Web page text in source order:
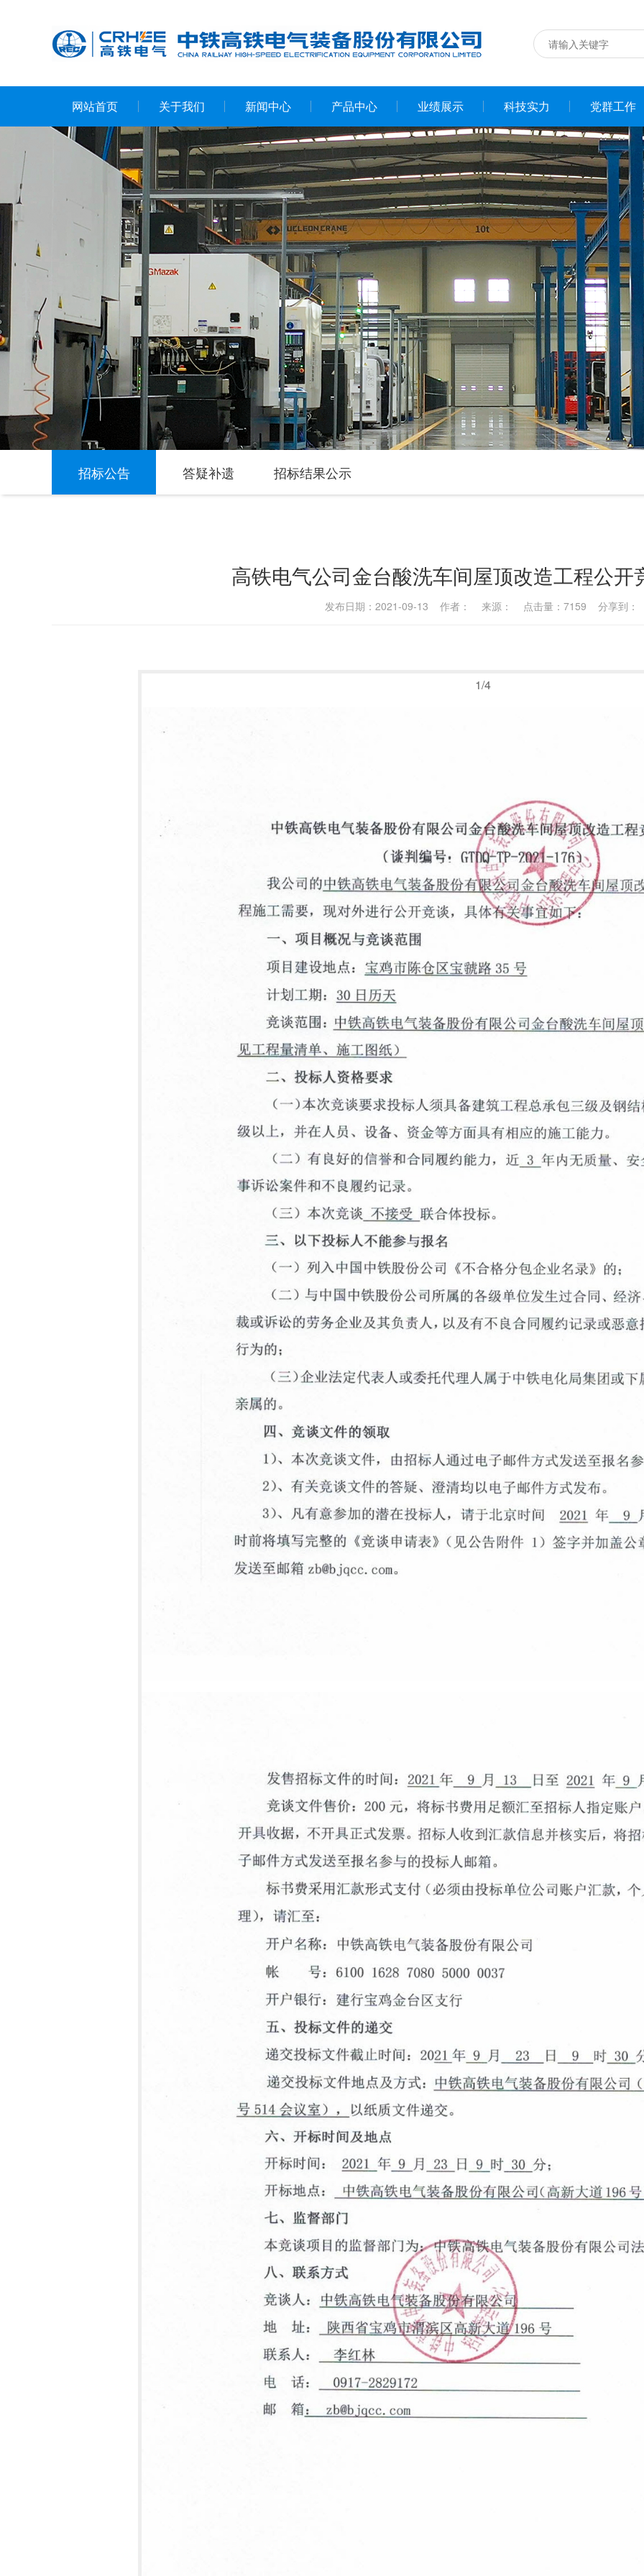
网站首页 关于我们 新闻中心 产品中心 业绩展示 科技实力 党群工作
招标公告 答疑补遗 招标结果公示
高铁电气公司金台酸洗车间屋顶改造工程公开
发布日期：2021-09-13 作者： 来源： 点击量：7159 分享到：
1/4